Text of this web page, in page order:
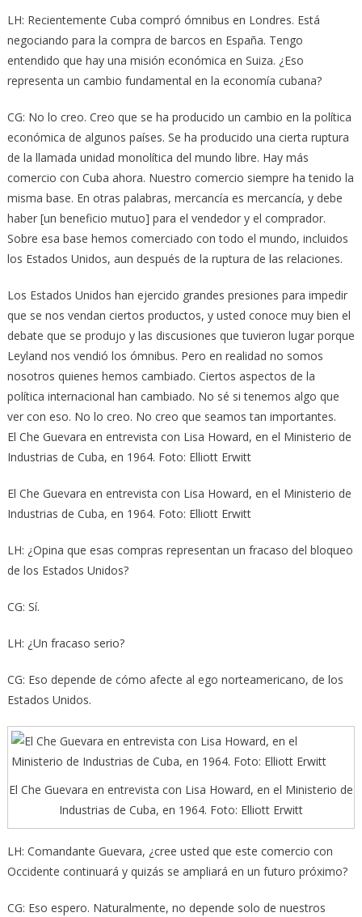
LH: Recientemente Cuba compró ómnibus en Londres. Está
negociando para la compra de barcos en España. Tengo
entendido que hay una misión económica en Suiza. ¿Eso
representa un cambio fundamental en la economía cubana?
CG: No lo creo. Creo que se ha producido un cambio en la política
económica de algunos países. Se ha producido una cierta ruptura
de la llamada unidad monolítica del mundo libre. Hay más
comercio con Cuba ahora. Nuestro comercio siempre ha tenido la
misma base. En otras palabras, mercancía es mercancía, y debe
haber [un beneficio mutuo] para el vendedor y el comprador.
Sobre esa base hemos comerciado con todo el mundo, incluidos
los Estados Unidos, aun después de la ruptura de las relaciones.
Los Estados Unidos han ejercido grandes presiones para impedir
que se nos vendan ciertos productos, y usted conoce muy bien el
debate que se produjo y las discusiones que tuvieron lugar porque
Leyland nos vendió los ómnibus. Pero en realidad no somos
nosotros quienes hemos cambiado. Ciertos aspectos de la
política internacional han cambiado. No sé si tenemos algo que
ver con eso. No lo creo. No creo que seamos tan importantes.
El Che Guevara en entrevista con Lisa Howard, en el Ministerio de
Industrias de Cuba, en 1964. Foto: Elliott Erwitt
El Che Guevara en entrevista con Lisa Howard, en el Ministerio de
Industrias de Cuba, en 1964. Foto: Elliott Erwitt
LH: ¿Opina que esas compras representan un fracaso del bloqueo
de los Estados Unidos?
CG: Sí.
LH: ¿Un fracaso serio?
CG: Eso depende de cómo afecte al ego norteamericano, de los
Estados Unidos.
El Che Guevara en entrevista con Lisa Howard, en el Ministerio de
Industrias de Cuba, en 1964. Foto: Elliott Erwitt
LH: Comandante Guevara, ¿cree usted que este comercio con
Occidente continuará y quizás se ampliará en un futuro próximo?
CG: Eso espero. Naturalmente, no depende solo de nuestros